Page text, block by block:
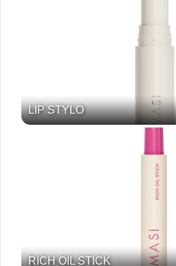
LIP STYLO
RICH OIL STICK